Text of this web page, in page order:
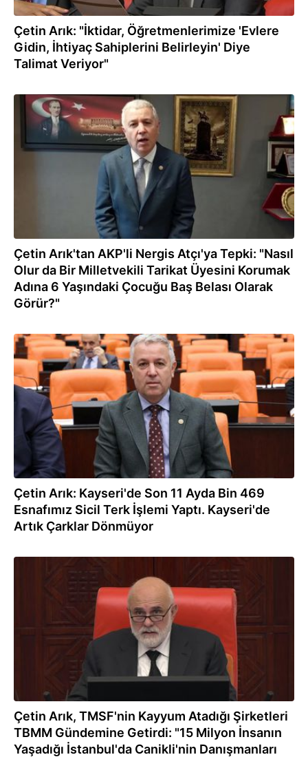
Çetin Arık: "İktidar, Öğretmenlerimize 'Evlere
Gidin, İhtiyaç Sahiplerini Belirleyin' Diye
Talimat Veriyor"
02.01.2023
Çetin Arık'tan AKP'li Nergis Atçı'ya Tepki: "Nasıl
Olur da Bir Milletvekili Tarikat Üyesini Korumak
Adına 6 Yaşındaki Çocuğu Baş Belası Olarak
Görür?"
19.12.2022
Çetin Arık: Kayseri'de Son 11 Ayda Bin 469
Esnafımız Sicil Terk İşlemi Yaptı. Kayseri'de
Artık Çarklar Dönmüyor
02.12.2022
Çetin Arık, TMSF'nin Kayyum Atadığı Şirketleri
TBMM Gündemine Getirdi: "15 Milyon İnsanın
Yaşadığı İstanbul'da Canikli'nin Danışmanları